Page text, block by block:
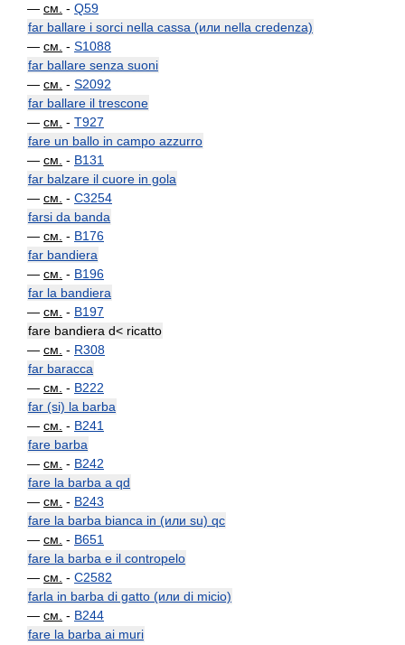
— см. - Q59
far ballare i sorci nella cassa (или nella credenza)
— см. - S1088
far ballare senza suoni
— см. - S2092
far ballare il trescone
— см. - T927
fare un ballo in campo azzurro
— см. - B131
far balzare il cuore in gola
— см. - C3254
farsi da banda
— см. - B176
far bandiera
— см. - B196
far la bandiera
— см. - B197
fare bandiera d< ricatto
— см. - R308
far baracca
— см. - B222
far (si) la barba
— см. - B241
fare barba
— см. - B242
fare la barba a qd
— см. - B243
fare la barba bianca in (или su) qc
— см. - B651
fare la barba e il contropelo
— см. - C2582
farla in barba di gatto (или di micio)
— см. - B244
fare la barba ai muri